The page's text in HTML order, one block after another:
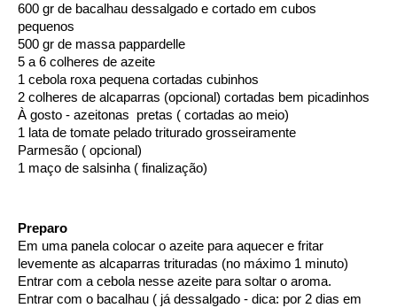
600 gr de bacalhau dessalgado e cortado em cubos
pequenos
500 gr de massa pappardelle
5 a 6 colheres de azeite
1 cebola roxa pequena cortadas cubinhos
2 colheres de alcaparras (opcional) cortadas bem picadinhos
À gosto - azeitonas  pretas ( cortadas ao meio)
1 lata de tomate pelado triturado grosseiramente
Parmesão ( opcional)
1 maço de salsinha ( finalização)
Preparo
Em uma panela colocar o azeite para aquecer e fritar
levemente as alcaparras trituradas (no máximo 1 minuto)
Entrar com a cebola nesse azeite para soltar o aroma.
Entrar com o bacalhau ( já dessalgado - dica: por 2 dias em